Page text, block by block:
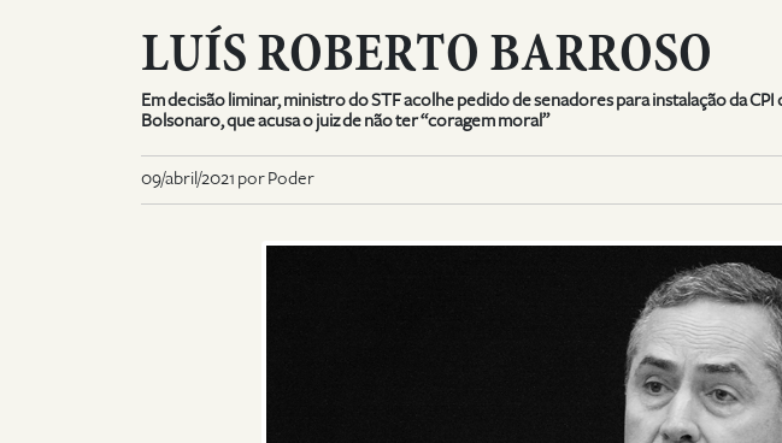
LUÍS ROBERTO BARROSO
Em decisão liminar, ministro do STF acolhe pedido de senadores para instalação da
Bolsonaro, que acusa o juiz de não ter “coragem moral”
09/abril/2021 por Poder